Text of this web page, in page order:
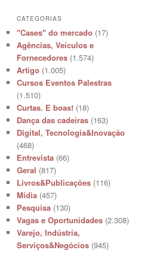
CATEGORIAS
"Cases" do mercado (17)
Agências, Veículos e
Fornecedores (1.574)
Artigo (1.005)
Cursos Eventos Palestras
(1.510)
Curtas. E boas! (18)
Dança das cadeiras (163)
Digital, Tecnologia&Inovação
(468)
Entrevista (66)
Geral (817)
Livros&Publicações (116)
Mídia (457)
Pesquisa (130)
Vagas e Oportunidades (2.308)
Varejo, Indústria,
Serviços&Negócios (945)